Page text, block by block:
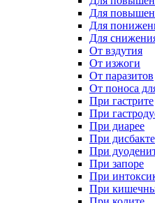
Для
Для
Для
От вздутия
От изжоги
От паразитов
От поноса
При гастрите
При
При диарее
При
При
При запоре
При
При